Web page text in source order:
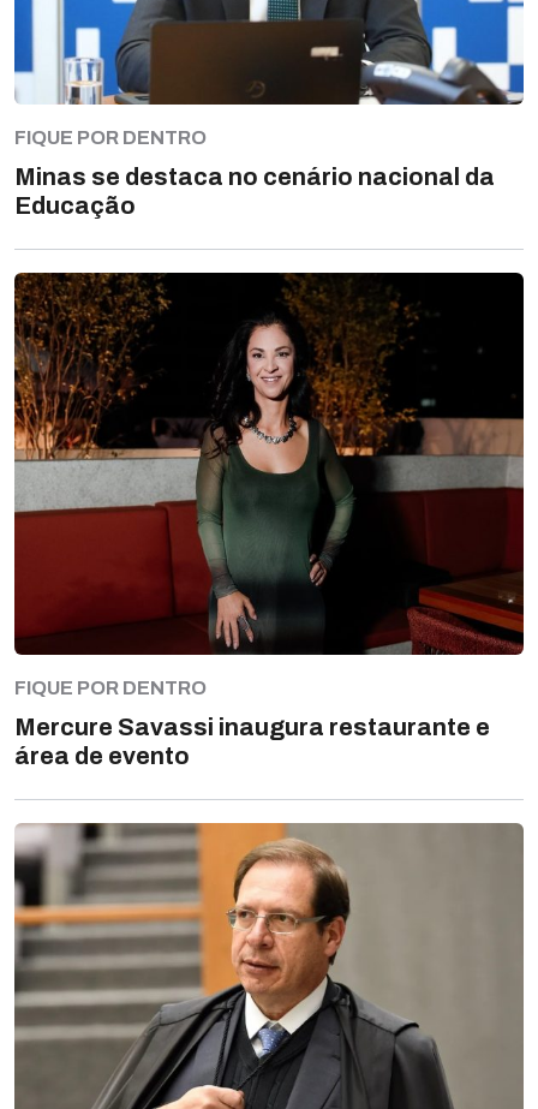
FIQUE POR DENTRO
Minas se destaca no cenário nacional da
Educação
FIQUE POR DENTRO
Mercure Savassi inaugura restaurante e
área de evento